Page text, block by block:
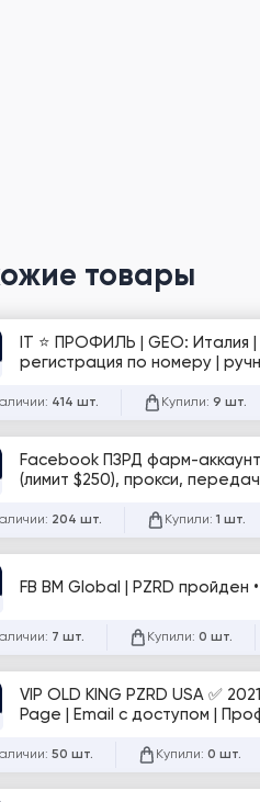
товары
IT ⭐️ ПРОФИЛЬ | GEO: Италия | ✅ друзья 0–50+ | 3–8 фото | частично заполнен | посты | аватар | обложка | Email |
414 шт. Купили: 9 шт.
Facebook ПЗРД фарм-
(лимит $250), прокси,
204 шт. Купили: 1 шт.
FB BM Global | PZRD
7 шт. Купили: 0 шт.
VIP OLD KING PZRD USA ✅
Page | Email с доступом |
50 шт. Купили: 0 шт.